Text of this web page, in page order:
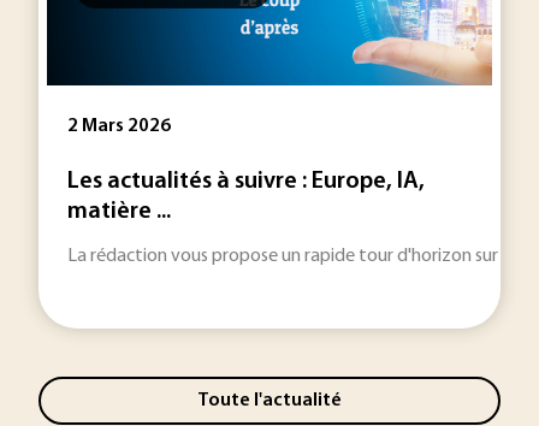
2 Mars 2026
Les actualités à suivre : Europe, IA,
matière ...
La rédaction vous propose un rapide tour d'horizon sur les
Toute l'actualité